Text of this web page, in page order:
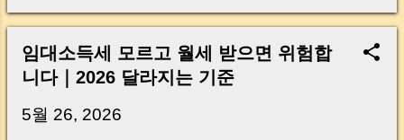
Real Risks and Mistakes to Avoid MoneyLog
Key Takeaway 혹시 이런 생각 해보신 적 있으
신가요? “잔금일… 그냥 돈 보내고 끝나는 거 아
닌가요?” 하지만 현장에서 보면 전혀 그렇지 않
습니다. 잔금일은 ‘서류 몇 장 처리하는 날’이 아
임대소득세 모르고 월세 받으면 위험합
니다｜2026 달라지는 기준
5월 26, 2026